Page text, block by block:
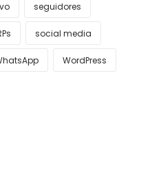
seguidores
social media
WordPress